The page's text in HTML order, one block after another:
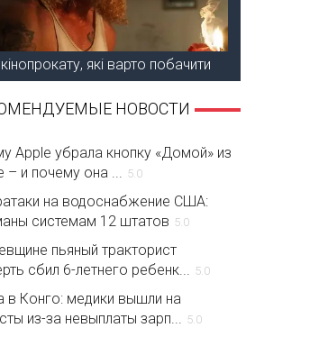
які варто побачити
НОВОСТИ
Apple убрала кнопку «Домой» из
– и почему она ...
5.0
на водоснабжение США:
системам 12 штатов 5.0
пьяный тракторист
сбил 6-летнего ребенк...
5.0
в Конго: медики вышли на
из-за невыплаты зарп...
5.0